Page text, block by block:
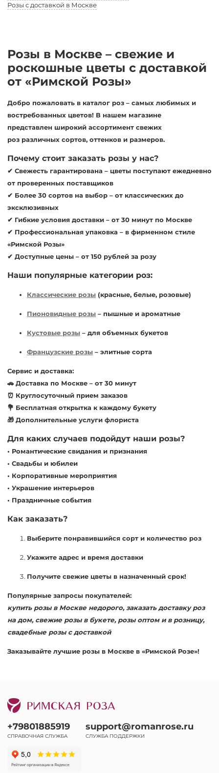
Розы с доставкой в Москве
Розы в Москве – свежие и
роскошные цветы с доставкой
от «Римской Розы»
Добро пожаловать в каталог роз – самых любимых и
востребованных цветов! В нашем магазине
представлен широкий ассортимент свежих
роз различных сортов, оттенков и размеров.
Почему стоит заказать розы у нас?
✔ Свежесть гарантирована – цветы поступают ежедневно
от проверенных поставщиков
✔ Более 30 сортов на выбор – от классических до
эксклюзивных
✔ Гибкие условия доставки – от 30 минут по Москве
✔ Профессиональная упаковка – в фирменном стиле
«Римской Розы»
✔ Доступные цены – от 150 рублей за розу
Наши популярные категории роз:
Классические розы (красные, белые, розовые)
Пионовидные розы – пышные и ароматные
Кустовые розы – для объемных букетов
Французские розы – элитные сорта
Сервис и доставка:
🚗 Доставка по Москве – от 30 минут
⏰ Круглосуточный прием заказов
💐 Бесплатная открытка к каждому букету
🎁 Дополнительные услуги флориста
Для каких случаев подойдут наши розы?
• Романтические свидания и признания
• Свадьбы и юбилеи
• Корпоративные мероприятия
• Украшение интерьеров
• Праздничные события
Как заказать?
Выберите понравившийся сорт и количество роз
Укажите адрес и время доставки
Получите свежие цветы в назначенный срок!
Популярные запросы покупателей:
купить розы в Москве недорого, заказать доставку роз
на дом, свежие розы в букете, розы оптом и в розницу,
свадебные розы с доставкой
Заказывайте лучшие розы в Москве в «Римской Розе»!
+79801885919
СПРАВОЧНАЯ СЛУЖБА
support@romanrose.ru
СЛУЖБА ПОДДЕРЖКИ